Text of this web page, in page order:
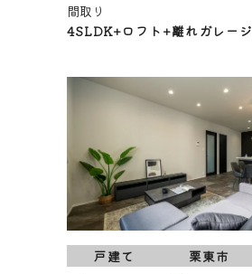
間取り
4SLDK+ロフト+離れガレージ
戸建て 栗東市